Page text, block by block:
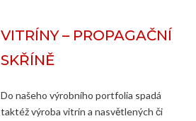
VITRÍNY – PROPAGAČNÍ
SKŘÍNĚ
Do našeho výrobního portfolia spadá
taktéž výroba vitrín a nasvětlených či